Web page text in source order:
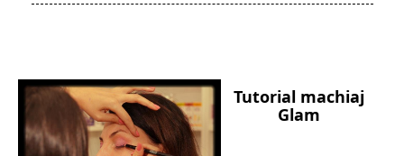
Tutorial machiaj
Glam